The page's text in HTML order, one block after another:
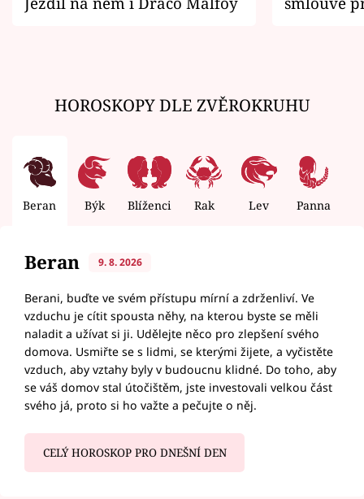
HOROSKOPY DLE ZVĚROKRUHU
Beran Býk Blíženci Rak Lev Panna
Beran 9. 8. 2026
Berani, buďte ve svém přístupu mírní a zdrženliví. Ve
vzduchu je cítit spousta něhy, na kterou byste se měli
naladit a užívat si ji. Udělejte něco pro zlepšení svého
domova. Usmiřte se s lidmi, se kterými žijete, a vyčistěte
vzduch, aby vztahy byly v budoucnu klidné. Do toho, aby
se váš domov stal útočištěm, jste investovali velkou část
svého já, proto si ho važte a pečujte o něj.
CELÝ HOROSKOP PRO DNEŠNÍ DEN